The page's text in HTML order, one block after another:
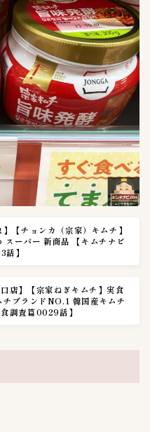
【チョンカ（宗家）キムチ】
ーパー 新商品 【キムチナビ
】
口店】【宗家ねぎキムチ】実食
チブランドNO.1 韓国産キムチ
調査篇0029話】